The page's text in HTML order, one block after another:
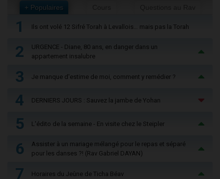
+ Populaires
1 Ils ont volé 12 Sifré Torah à Levallois… mais pas la Torah
2
URGENCE - Diane, 80 ans, en danger dans un
appartement insalubre
3 Je manque d'estime de moi, comment y remédier ?
4 DERNIERS JOURS : Sauvez la jambe de Yohan
5 L'édito de la semaine - En visite chez le Steipler
6
Assister à un mariage mélangé pour le repas et séparé
pour les danses ?! (Rav Gabriel DAYAN)
7 Horaires du Jeûne de Ticha Béav